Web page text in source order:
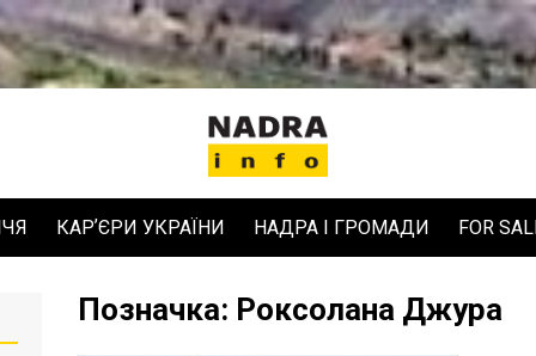
КАРʼЄРИ УКРАЇНИ НАДРА І ГРОМАДИ FOR
Позначка: Роксолана Джура